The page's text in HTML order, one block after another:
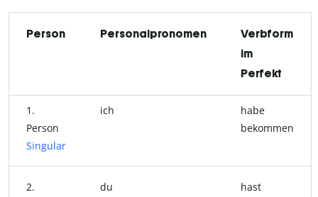
Person Personalpronomen
Verbform
im
Perfekt
1.
Person
Singular
ich
habe
bekommen
2.
du
hast